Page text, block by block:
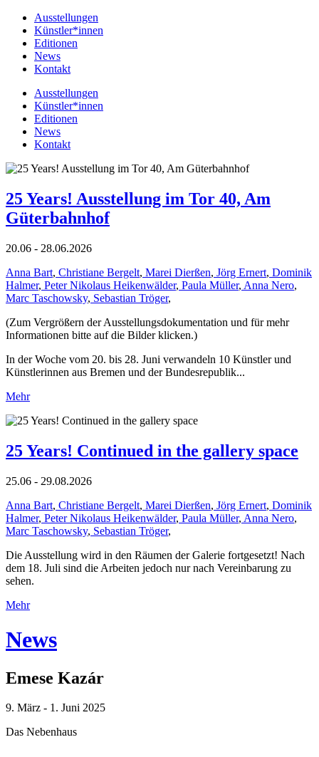
Ausstellungen
Künstler*innen
Editionen
News
Kontakt
Ausstellungen
Künstler*innen
Editionen
News
Kontakt
25 Years! Ausstellung im Tor 40, Am
Güterbahnhof
20.06 - 28.06.2026
Anna Bart, Christiane Bergelt, Marei Dierßen, Jörg Ernert, Dominik
Halmer, Peter Nikolaus Heikenwälder, Paula Müller, Anna Nero,
Marc Taschowsky, Sebastian Tröger,
(Zum Vergrößern der Ausstellungsdokumentation und für mehr
Informationen bitte auf die Bilder klicken.)
In der Woche vom 20. bis 28. Juni verwandeln 10 Künstler und
Künstlerinnen aus Bremen und der Bundesrepublik...
Mehr
25 Years! Continued in the gallery space
25.06 - 29.08.2026
Anna Bart, Christiane Bergelt, Marei Dierßen, Jörg Ernert, Dominik
Halmer, Peter Nikolaus Heikenwälder, Paula Müller, Anna Nero,
Marc Taschowsky, Sebastian Tröger,
Die Ausstellung wird in den Räumen der Galerie fortgesetzt! Nach
dem 18. Juli sind die Arbeiten jedoch nur nach Vereinbarung zu
sehen.
Mehr
News
Emese Kazár
9. März - 1. Juni 2025
Das Nebenhaus